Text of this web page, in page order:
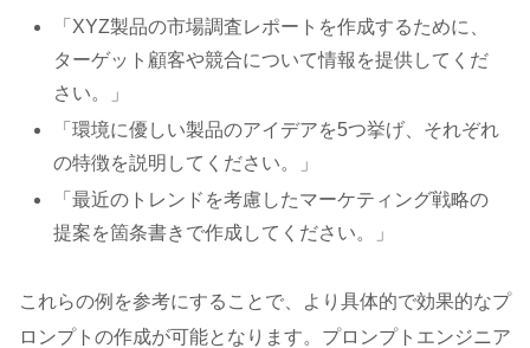
「XYZ製品の市場調査レポートを作成するために、
ターゲット顧客や競合について情報を提供してくだ
さい。」
「環境に優しい製品のアイデアを5つ挙げ、それぞれ
の特徴を説明してください。」
「最近のトレンドを考慮したマーケティング戦略の
提案を箇条書きで作成してください。」
これらの例を参考にすることで、より具体的で効果的なプ
ロンプトの作成が可能となります。プロンプトエンジニア